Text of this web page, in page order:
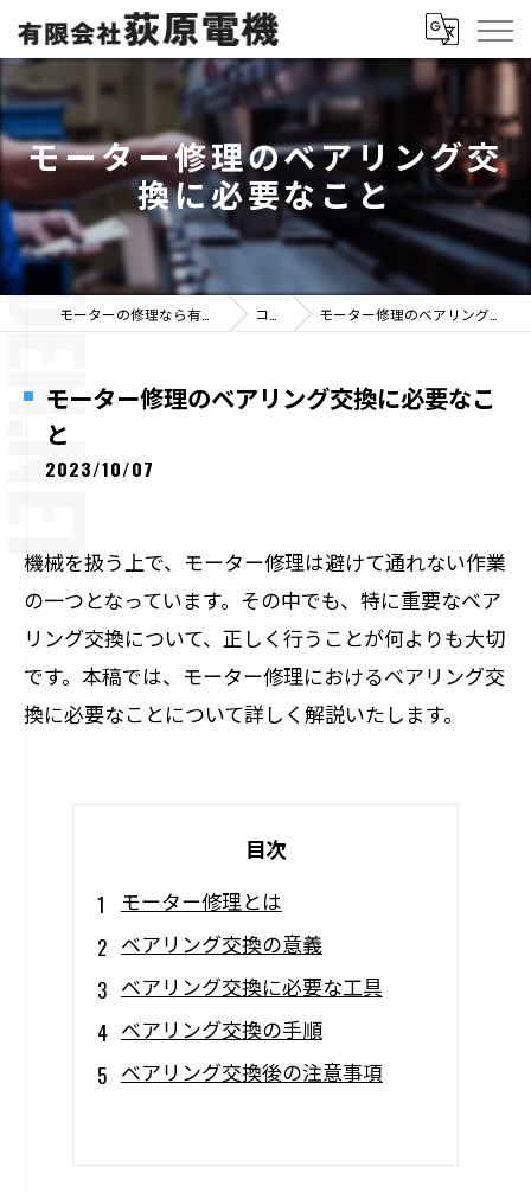
モーター修理のベアリング交
換に必要なこと
コラム モーター修理のベアリング交換に必要なこと
モーター修理のベアリング交換に必要なこ
と
2023/10/07
機械を扱う上で、モーター修理は避けて通れない作業
の一つとなっています。その中でも、特に重要なベア
リング交換について、正しく行うことが何よりも大切
です。本稿では、モーター修理におけるベアリング交
換に必要なことについて詳しく解説いたします。
目次
モーター修理とは
ベアリング交換の意義
ベアリング交換に必要な工具
ベアリング交換の手順
ベアリング交換後の注意事項